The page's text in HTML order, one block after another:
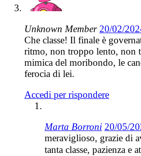
Unknown Member 20/02/
Che classe! Il finale è
ritmo, non troppo lento, non
mimica del moribondo, le
ferocia di lei.
Accedi per rispondere
Marta Borroni 20/05/
meraviglioso, grazie di
tanta classe, pazienza e